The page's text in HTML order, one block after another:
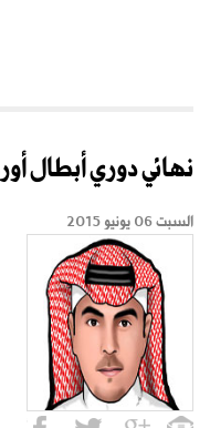
نهائي دوري أبطال
السبت 06 يونيو 2015